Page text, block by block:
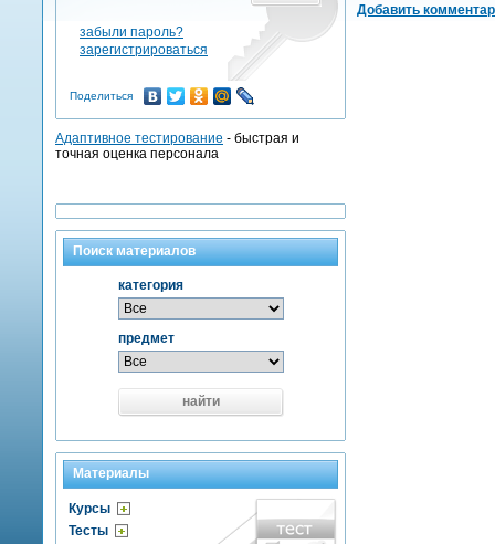
Добавить
забыли пароль?
зарегистрироваться
Поделиться
Адаптивное тестирование - быстрая и
точная оценка персонала
Поиск материалов
категория
предмет
найти
Материалы
Курсы
Тесты